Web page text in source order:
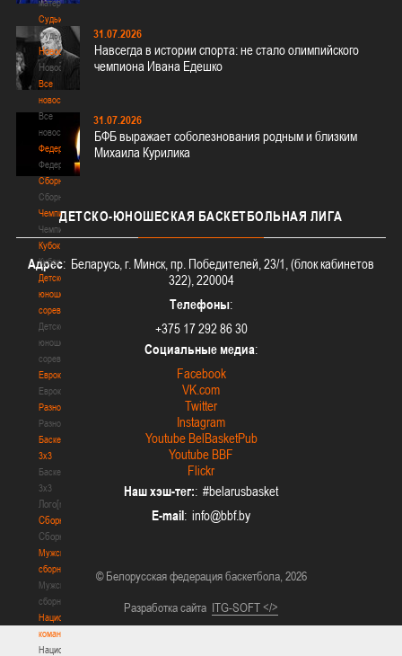
материалы
Судьи
Судьи
Новости
Новости
Все
новости
Все
новости
Федерация
Федерация
Сборные
Сборные
Чемпионат
Чемпионат
Кубок
Кубок
Детско-
юношеские
соревнования
Детско-
юношеские
соревнования
Еврокубки
Еврокубки
Разное
Разное
Баскетбол
3х3
Баскетбол
3х3
Лого[modid=121]
Сборные
Сборные
Мужские
сборные
Мужские
сборные
Национальная
команда
Национальная
31.07.2026
Навсегда в истории спорта: не стало олимпийского
чемпиона Ивана Едешко
31.07.2026
БФБ выражает соболезнования родным и близким
Михаила Курилика
ДЕТСКО-ЮНОШЕСКАЯ БАСКЕТБОЛЬНАЯ ЛИГА
Адрес: Беларусь, г. Минск, пр. Победителей, 23/1, (блок кабинетов
322), 220004
Телефоны:
+375 17 292 86 30
Социальные медиа:
Facebook
VK.com
Twitter
Instagram
Youtube BelBasketPub
Youtube BBF
Flickr
Наш хэш-тег:: #belarusbasket
E-mail:
© Белорусская федерация баскетбола, 2026
Разработка сайта ITG-SOFT </>